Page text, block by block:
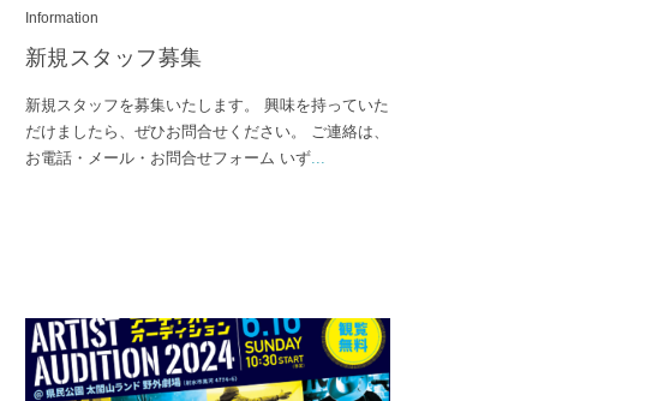
Information
新規スタッフ募集
新規スタッフを募集いたします。 興味を持っていた
だけましたら、ぜひお問合せください。 ご連絡は、
お電話・メール・お問合せフォーム いず...